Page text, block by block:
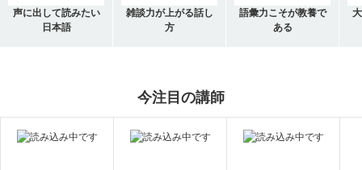
声に出して読みたい
日本語
雑談力が上がる話し
方
語彙力こそが教養で
ある
今注目の講師